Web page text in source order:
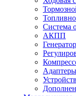
Система
АКПП